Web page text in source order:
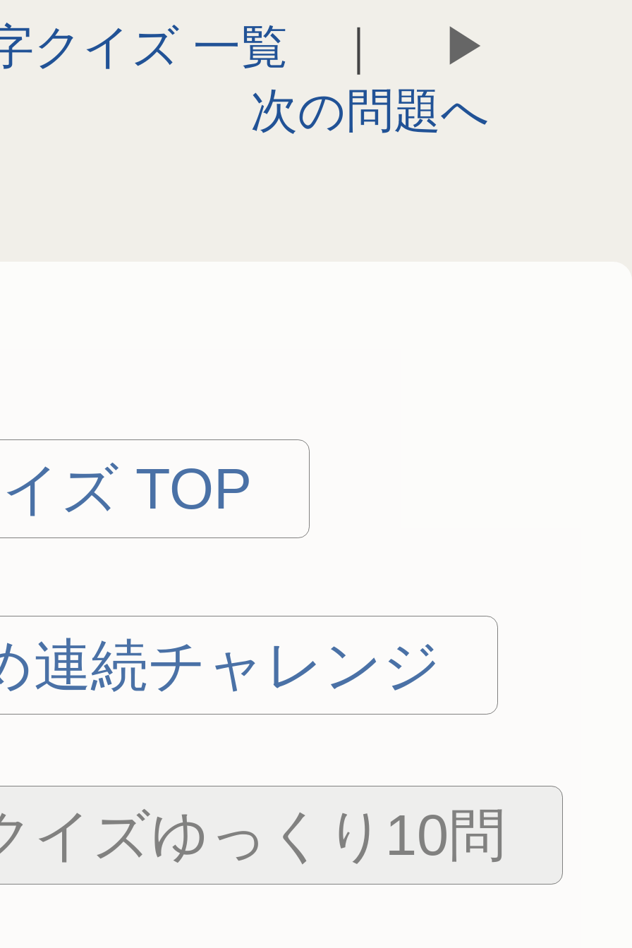
クイズ 一覧
次の問題へ
ズ TOP
連続チャレンジ
イズゆっくり10問